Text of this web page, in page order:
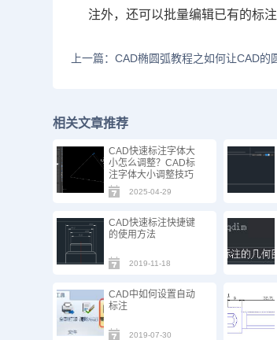
注外，还可以批量编辑已有的标
上一篇：CAD椭圆弧教程之如何让CAD的
相关文章推荐
CAD快速标注字体大
小怎么调整？CAD标
注字体大小调整技巧
2025-04-29
CAD快速标注快捷键
的使用方法
2019-11-18
CAD中如何设置自动
标注
2019-07-30